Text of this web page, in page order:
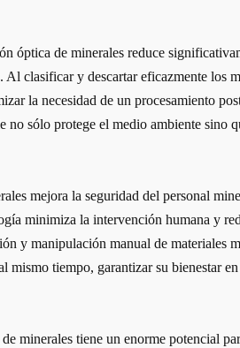
óptica de minerales reduce
clasificar y descartar eficazmente los
la necesidad de un procesamiento
no sólo protege el medio ambiente sino
mejora la seguridad del personal
minimiza la intervención humana y
y manipulación manual de materiales
mismo tiempo, garantizar su bienestar
minerales tiene un enorme potencial